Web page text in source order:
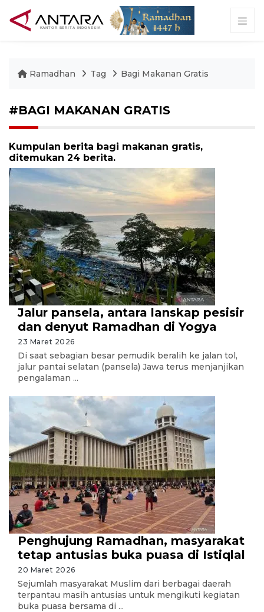
Ramadhan Tag Bagi Makanan Gratis
#BAGI MAKANAN GRATIS
Kumpulan berita bagi makanan gratis,
ditemukan 24 berita.
Jalur pansela, antara lanskap pesisir
dan denyut Ramadhan di Yogya
23 Maret 2026
Di saat sebagian besar pemudik beralih ke jalan tol,
jalur pantai selatan (pansela) Jawa terus menjanjikan
pengalaman ...
Penghujung Ramadhan, masyarakat
tetap antusias buka puasa di Istiqlal
20 Maret 2026
Sejumlah masyarakat Muslim dari berbagai daerah
terpantau masih antusias untuk mengikuti kegiatan
buka puasa bersama di ...